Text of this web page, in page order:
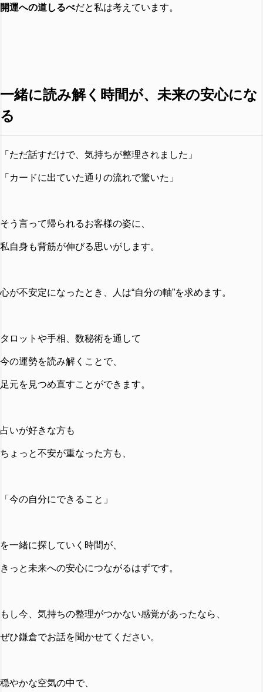
開運への道しるべだと私は考えています。
一緒に読み解く時間が、未来の安心にな
る
「ただ話すだけで、気持ちが整理されました」
「カードに出ていた通りの流れで驚いた」
そう言って帰られるお客様の姿に、
私自身も背筋が伸びる思いがします。
心が不安定になったとき、人は“自分の軸”を求めます。
タロットや手相、数秘術を通して
今の運勢を読み解くことで、
足元を見つめ直すことができます。
占いが好きな方も
ちょっと不安が重なった方も、
「今の自分にできること」
を一緒に探していく時間が、
きっと未来への安心につながるはずです。
もし今、気持ちの整理がつかない感覚があったなら、
ぜひ鎌倉でお話を聞かせてください。
穏やかな空気の中で、